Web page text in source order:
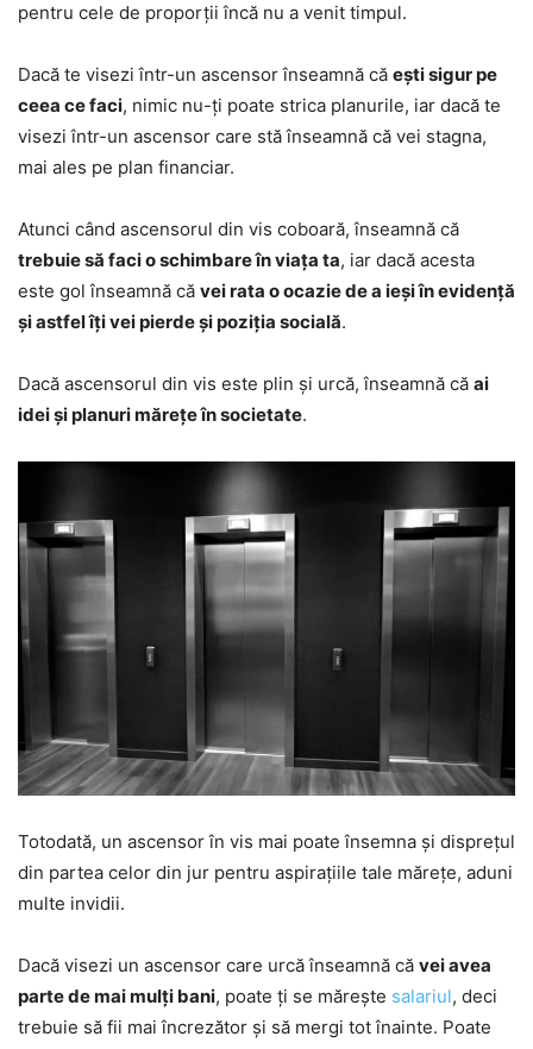
pentru cele de proporții încă nu a venit timpul.
Dacă te visezi într-un ascensor înseamnă că ești sigur pe
ceea ce faci, nimic nu-ți poate strica planurile, iar dacă te
visezi într-un ascensor care stă înseamnă că vei stagna,
mai ales pe plan financiar.
Atunci când ascensorul din vis coboară, înseamnă că
trebuie să faci o schimbare în viața ta, iar dacă acesta
este gol înseamnă că vei rata o ocazie de a ieși în evidență
și astfel îți vei pierde și poziția socială.
Dacă ascensorul din vis este plin și urcă, înseamnă că ai
idei și planuri mărețe în societate.
Totodată, un ascensor în vis mai poate însemna și disprețul
din partea celor din jur pentru aspirațiile tale mărețe, aduni
multe invidii.
Dacă visezi un ascensor care urcă înseamnă că vei avea
parte de mai mulți bani, poate ți se mărește salariul, deci
trebuie să fii mai încrezător și să mergi tot înainte. Poate